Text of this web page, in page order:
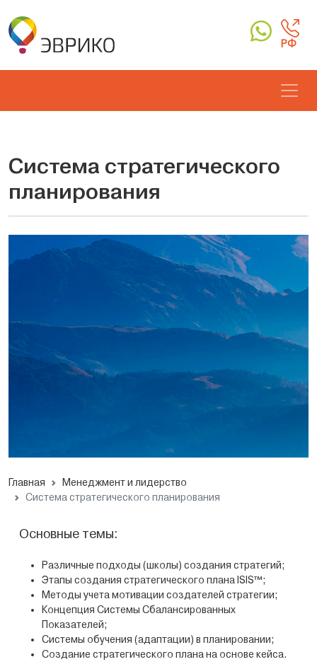
РФ
Система стратегического
планирования
Главная
Менеджмент и лидерство
Система стратегического планирования
Основные темы:
Различные подходы (школы) создания стратегий;
Этапы создания стратегического плана ISIS™;
Методы учета мотивации создателей стратегии;
Концепция Системы Сбалансированных
Показателей;
Системы обучения (адаптации) в планировании;
Создание стратегического плана на основе кейса.